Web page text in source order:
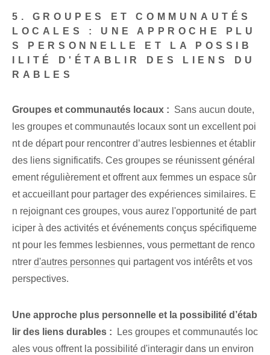
5. GROUPES ET COMMUNAUTÉS
LOCALES : UNE APPROCHE PLU
S PERSONNELLE ET LA POSSIB
ILITÉ D'ÉTABLIR DES LIENS DU
RABLES
Groupes et communautés locaux : ‍ Sans aucun doute,
les groupes et communautés locaux sont un excellent poi
nt de départ pour rencontrer d’autres lesbiennes et établir
des liens significatifs. Ces groupes se réunissent général
ement régulièrement et offrent aux femmes un espace sûr
et accueillant pour partager des expériences similaires. E
n rejoignant ces groupes, vous aurez l'opportunité de part
iciper à des activités et événements conçus spécifiqueme
nt pour les femmes lesbiennes, vous permettant de renco
ntrer d'autres personnes qui partagent vos intérêts et vos
perspectives.
Une approche plus personnelle et la possibilité d’étab
lir des liens durables : ⁢ Les groupes et communautés loc
ales vous offrent ⁢la possibilité d'interagir dans un environ